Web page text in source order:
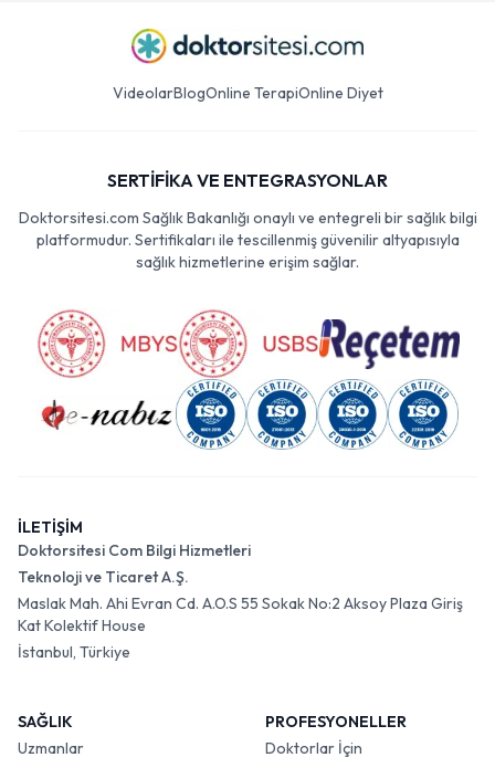
VideolarBlogOnline TerapiOnline Diyet
SERTİFİKA VE ENTEGRASYONLAR
Doktorsitesi.com Sağlık Bakanlığı onaylı ve entegreli bir sağlık bilgi
platformudur. Sertifikaları ile tescillenmiş güvenilir altyapısıyla
sağlık hizmetlerine erişim sağlar.
İLETİŞİM
Doktorsitesi Com Bilgi Hizmetleri
Teknoloji ve Ticaret A.Ş.
Maslak Mah. Ahi Evran Cd. A.O.S 55 Sokak No:2 Aksoy Plaza Giriş
Kat Kolektif House
İstanbul, Türkiye
SAĞLIK
Uzmanlar
PROFESYONELLER
Doktorlar İçin